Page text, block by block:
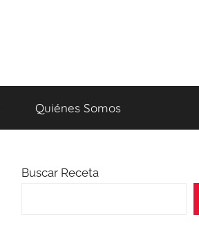
Quiénes Somos
Buscar Receta